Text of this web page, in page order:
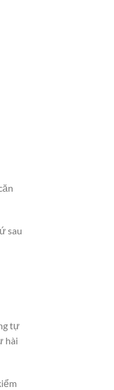
sau
tự
hài